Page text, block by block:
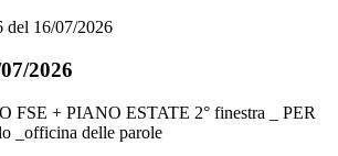
del 16/07/2026
2026
FSE + PIANO ESTATE 2° finestra _ PER
_officina delle parole